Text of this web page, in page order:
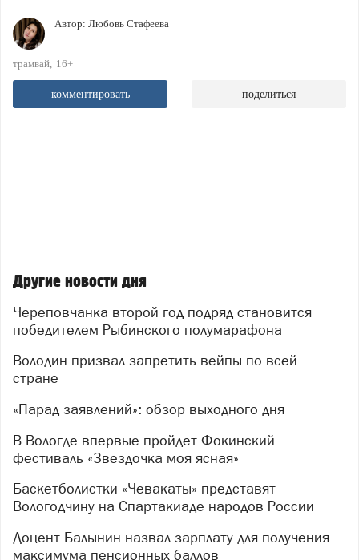
Автор: Любовь Стафеева
трамвай 16+
комментировать поделиться
Другие новости дня
Череповчанка второй год подряд становится
победителем Рыбинского полумарафона
Володин призвал запретить вейпы по всей
стране
«Парад заявлений»: обзор выходного дня
В Вологде впервые пройдет Фокинский
фестиваль «Звездочка моя ясная»
Баскетболистки «Чевакаты» представят
Вологодчину на Спартакиаде народов России
Доцент Балынин назвал зарплату для получения
максимума пенсионных баллов